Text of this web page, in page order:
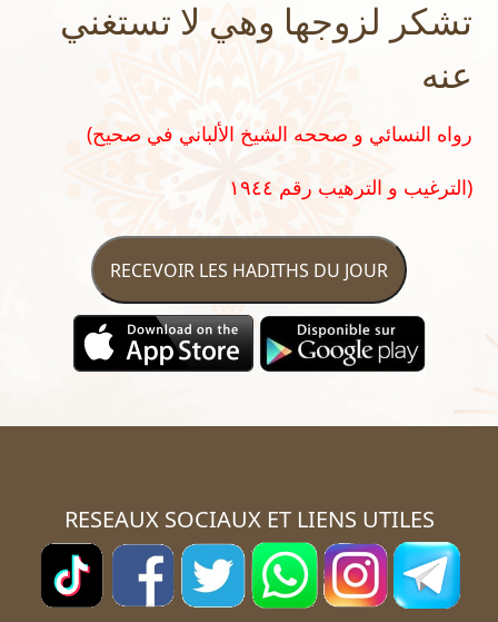
تشكر لزوجها وهي لا تستغني
عنه
(رواه النسائي و صححه الشيخ الألباني في صحيح
الترغيب و الترهيب رقم ١٩٤٤)
RECEVOIR LES HADITHS DU JOUR
RESEAUX SOCIAUX ET LIENS UTILES